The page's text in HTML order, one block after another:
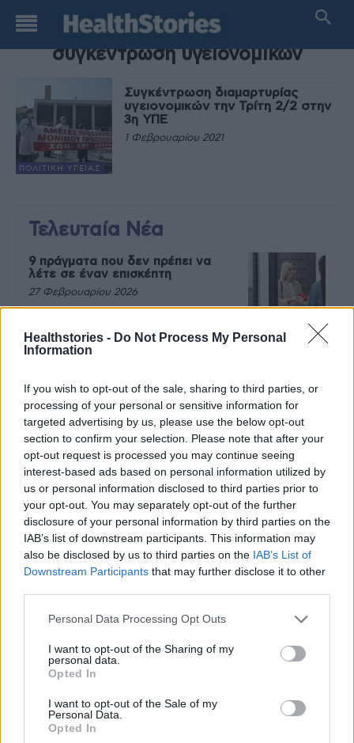
Healthstories - Do Not Process My Personal
Information
If you wish to opt-out of the sale, sharing to third parties, or
processing of your personal or sensitive information for
targeted advertising by us, please use the below opt-out
section to confirm your selection. Please note that after your
opt-out request is processed you may continue seeing
interest-based ads based on personal information utilized by
us or personal information disclosed to third parties prior to
your opt-out. You may separately opt-out of the further
disclosure of your personal information by third parties on the
IAB’s list of downstream participants. This information may
also be disclosed by us to third parties on the IAB’s List of
Downstream Participants that may further disclose it to other
Personal Data Processing Opt Outs
I want to opt-out of the Sharing of my
personal data.
Opted In
I want to opt-out of the Sale of my
Personal Data.
Opted In
TAG
συγκέντρωση υγειονομικών
ΠΟΛΙΤΙΚΉ ΥΓΕΊΑΣ
Συγκέντρωση διαμαρτυρίας
υγειονομικών την Τρίτη 2/2 στην
3η ΥΠΕ
1 Φεβρουαρίου 2021
Τελευταία Νέα
9 πράγματα που δεν πρέπει να
λέτε σε έναν επισκέπτη
27 Φεβρουαρίου 2026
την υποστήριξη της Be-Live
27 Φεβρουαρίου 2026
Μεταπροπονητική πείνα: Ο λόγος
που θέλεις να καταβροχθίσεις τα
πάντα μετά την άσκηση
27 Φεβρουαρίου 2026
Ωρίων – Σπάνια νοσήματα
συνδέονται με μνημεία που
27 Φεβρουαρίου 2026
Γεωργιάδης: Πολλαπλά οφέλη από
τη συνεργασία δημοσίου και
27 Φεβρουαρίου 2026